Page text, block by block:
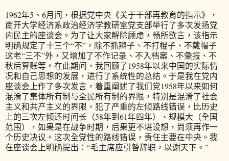
1962年5、6月间，根据党中央《关于干部再教育的指示》，
南开大学经济系政治经济学教研室党支部举行了多次发扬党
内民主的座谈会。为了让大家解除顾虑，畅所欲言，该指示
明确规定了十三个“不”，除不抓辫子、不打棍子、不戴帽子
这老“三不”外，又增加了不作记录、不入档案、不彙报、不
秋后算账等。在此期间，我回顾了1958年以来中国的实际情
况和自己思想的发展，进行了系统性的总结。于是我在党内
座谈会上作了多次发言，着重阐述了我们党1958年以来如何
混淆了集体所有制与全民所有制的界限，特别是混淆了社会
主义和共产主义的界限，犯了严重的左倾路线错误，比历史
上的三次左倾还时间长（58年到61年四年）、规模大（全国
范围），如果是在战争时期，后果更不堪设想，尚须再作一
个历史决议。这次全党性的路线错误，责任主要在中央。我
在座谈会上明确提出：“毛主席应引咎辞职，以谢天下。”